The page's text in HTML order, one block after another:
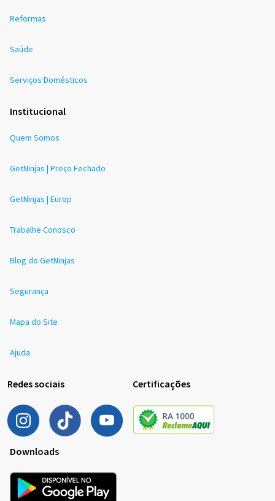
Reformas
Saúde
Serviços Domésticos
Institucional
Quem Somos
GetNinjas | Preço Fechado
GetNinjas | Europ
Trabalhe Conosco
Blog do GetNinjas
Segurança
Mapa do Site
Ajuda
Redes sociais Certificações
Downloads